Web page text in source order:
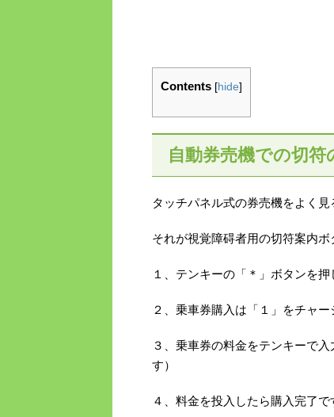
Contents [hide]
自動券売機での切符
タッチパネル式の券売機をよく
それが視覚障碍者用の切符案内ボ
１、テンキーの「＊」ボタンを
２、乗車券購入は「１」をチャ
３、乗車券の料金をテンキーで
す）
４、料金を投入したら購入完了で